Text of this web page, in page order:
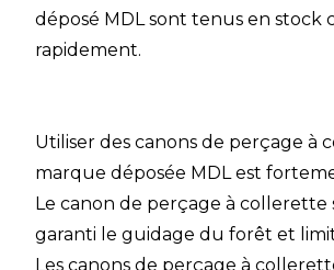
déposé MDLsont tenus en stock
rapidement.
Utiliser des canons de perçage à
marque déposée MDL est
Le canon de perçage à collerette
garanti le guidage du forêt et
Les canons de perçage à